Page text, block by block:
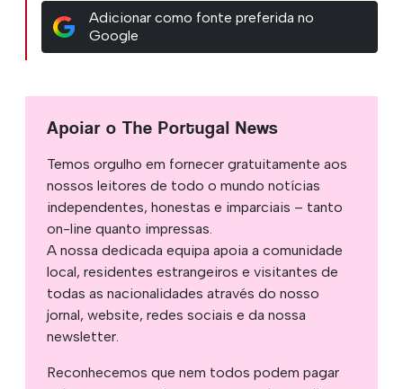
Adicionar como fonte preferida no
Google
Apoiar o The Portugal News
Temos orgulho em fornecer gratuitamente aos
nossos leitores de todo o mundo notícias
independentes, honestas e imparciais – tanto
on-line quanto impressas.
A nossa dedicada equipa apoia a comunidade
local, residentes estrangeiros e visitantes de
todas as nacionalidades através do nosso
jornal, website, redes sociais e da nossa
newsletter.
Reconhecemos que nem todos podem pagar